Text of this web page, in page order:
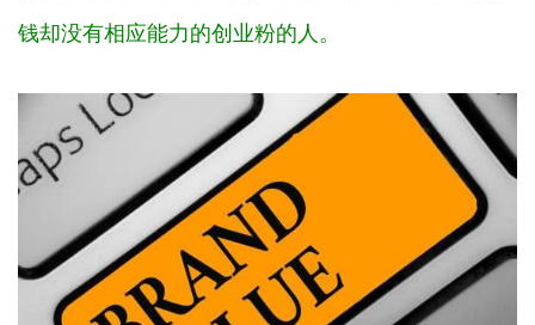
钱却没有相应‬能力的创业粉的人。